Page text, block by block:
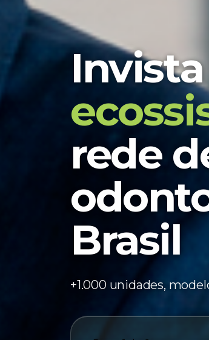
rede
Brasil
+1.000 unidades,